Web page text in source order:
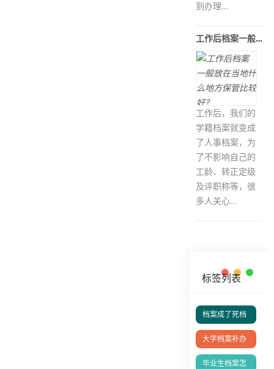
到办理...
工作后档案一般放在当地什么地方保
工作后，我们的
学籍档案就变成
了人事档案，为
了不影响自己的
工龄、转正定级
及评职称等，很
多人关心...
标签列表
档案成了死档
去哪里激活
大学档案补办
流程
毕业生档案怎